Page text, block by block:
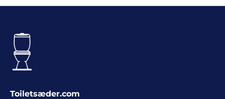
Toiletsæder.com